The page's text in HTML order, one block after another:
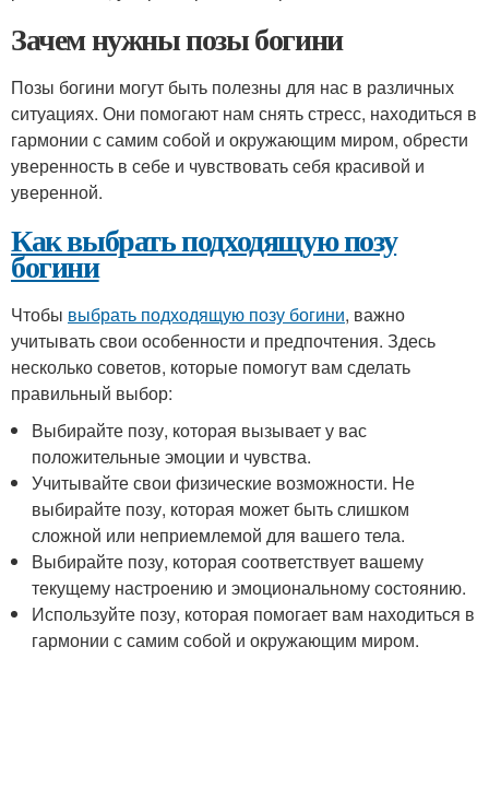
Зачем нужны позы богини
Позы богини могут быть полезны для нас в различных
ситуациях. Они помогают нам снять стресс, находиться в
гармонии с самим собой и окружающим миром, обрести
уверенность в себе и чувствовать себя красивой и
уверенной.
Как выбрать подходящую позу
богини
Чтобы выбрать подходящую позу богини, важно
учитывать свои особенности и предпочтения. Здесь
несколько советов, которые помогут вам сделать
правильный выбор:
Выбирайте позу, которая вызывает у вас
положительные эмоции и чувства.
Учитывайте свои физические возможности. Не
выбирайте позу, которая может быть слишком
сложной или неприемлемой для вашего тела.
Выбирайте позу, которая соответствует вашему
текущему настроению и эмоциональному состоянию.
Используйте позу, которая помогает вам находиться в
гармонии с самим собой и окружающим миром.